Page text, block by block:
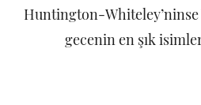
Huntington-Whiteley’ninse
gecenin en şık